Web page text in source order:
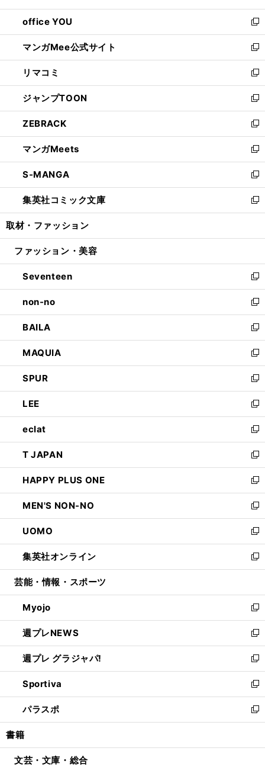
開
く
ウ
で
開
く
ウ
ィ
ン
ド
ウ
で
開
く
し
い
ウ
ィ
ン
ド
ウ
で
開
く
office YOU
新
し
い
ウ
ィ
ン
ド
ウ
で
開
く
マンガMee公式サイト
新
し
い
ウ
ィ
ン
ド
ウ
で
開
く
リマコミ
新
し
い
ウ
ィ
ン
ド
ウ
で
開
く
ジャンプTOON
新
し
い
ウ
ィ
ン
ド
ウ
で
開
ZEBRACK
新
し
い
ウ
ィ
ン
ド
ウ
開
マンガMeets
新
し
い
ウ
ィ
ン
ウ
開
く
S-MANGA
新
し
い
ウ
ン
ウ
で
開
く
集英社コミック文庫
新
し
ウ
ン
ド
ウ
で
開
く
取材・ファッション
ファッション・美容
Seventeen
新
し
い
ウ
ィ
ン
ド
ウ
で
開
く
non-no
新
し
い
ウ
ィ
ン
ド
ウ
で
開
く
BAILA
新
し
い
ウ
ィ
ン
ド
ウ
で
開
く
MAQUIA
新
し
い
ウ
ィ
ン
ド
ウ
で
開
く
SPUR
新
し
い
ウ
ィ
ン
ド
ウ
で
開
く
LEE
新
し
い
ウ
ィ
ン
ド
ウ
で
開
く
eclat
新
し
い
ウ
ィ
ン
ド
ウ
で
開
く
T JAPAN
新
し
い
ウ
ィ
ン
ド
ウ
で
開
HAPPY PLUS ONE
新
し
い
ウ
ィ
ン
ド
ウ
開
く
MEN'S NON-NO
新
し
い
ウ
ィ
ン
ウ
で
開
く
UOMO
新
し
い
ウ
ン
ド
ウ
で
開
く
集英社オンライン
新
し
ウ
ィ
ン
ド
ウ
で
開
く
芸能・情報・スポーツ
Myojo
新
し
い
ウ
ィ
ン
ド
ウ
で
開
週プレNEWS
新
し
い
ウ
ィ
ン
ド
ウ
開
週プレ グラジャパ!
新
し
い
ウ
ィ
ン
ウ
Sportiva
新
し
い
ウ
ン
パラスポ
新
し
ウ
書籍
文芸・文庫・総合